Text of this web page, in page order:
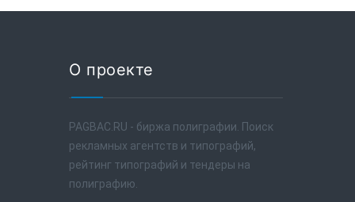
О проекте
PAGBAC.RU - биржа полиграфии. Поиск
рекламных агентств и типографий,
рейтинг типографий и тендеры на
полиграфию.